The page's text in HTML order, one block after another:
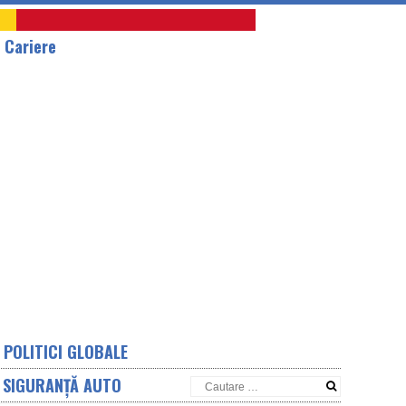
Cariere
POLITICI GLOBALE
SIGURANȚĂ AUTO